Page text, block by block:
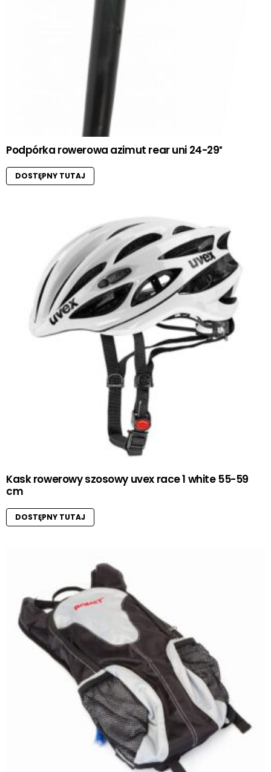
Podpórka rowerowa azimut rear uni 24-29″
DOSTĘPNY TUTAJ
Kask rowerowy szosowy uvex race 1 white 55-59
cm
DOSTĘPNY TUTAJ